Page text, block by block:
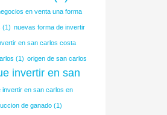
en venta una forma
(1) nuevas forma de invertir
en san carlos costa
(1) origen de san carlos
invertir en san
invertir en san carlos en
de ganado (1)